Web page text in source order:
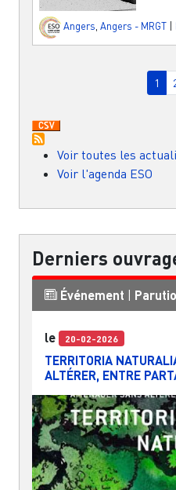
Angers Angers - MRGT
1
Voir toutes les
Voir l'agenda ESO
Derniers
Événement |
le 20-02-2026
TERRITORIA
ALTÉRER, ENTRE